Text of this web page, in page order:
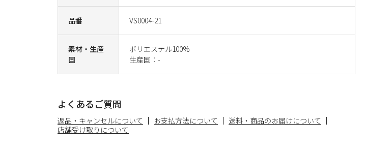
品番 VS0004-21
素材・生産
国
ポリエステル100%
生産国：-
よくあるご質問
返品・キャンセルについて お支払方法について
送料・商品のお届けについて
店舗受け取りについて